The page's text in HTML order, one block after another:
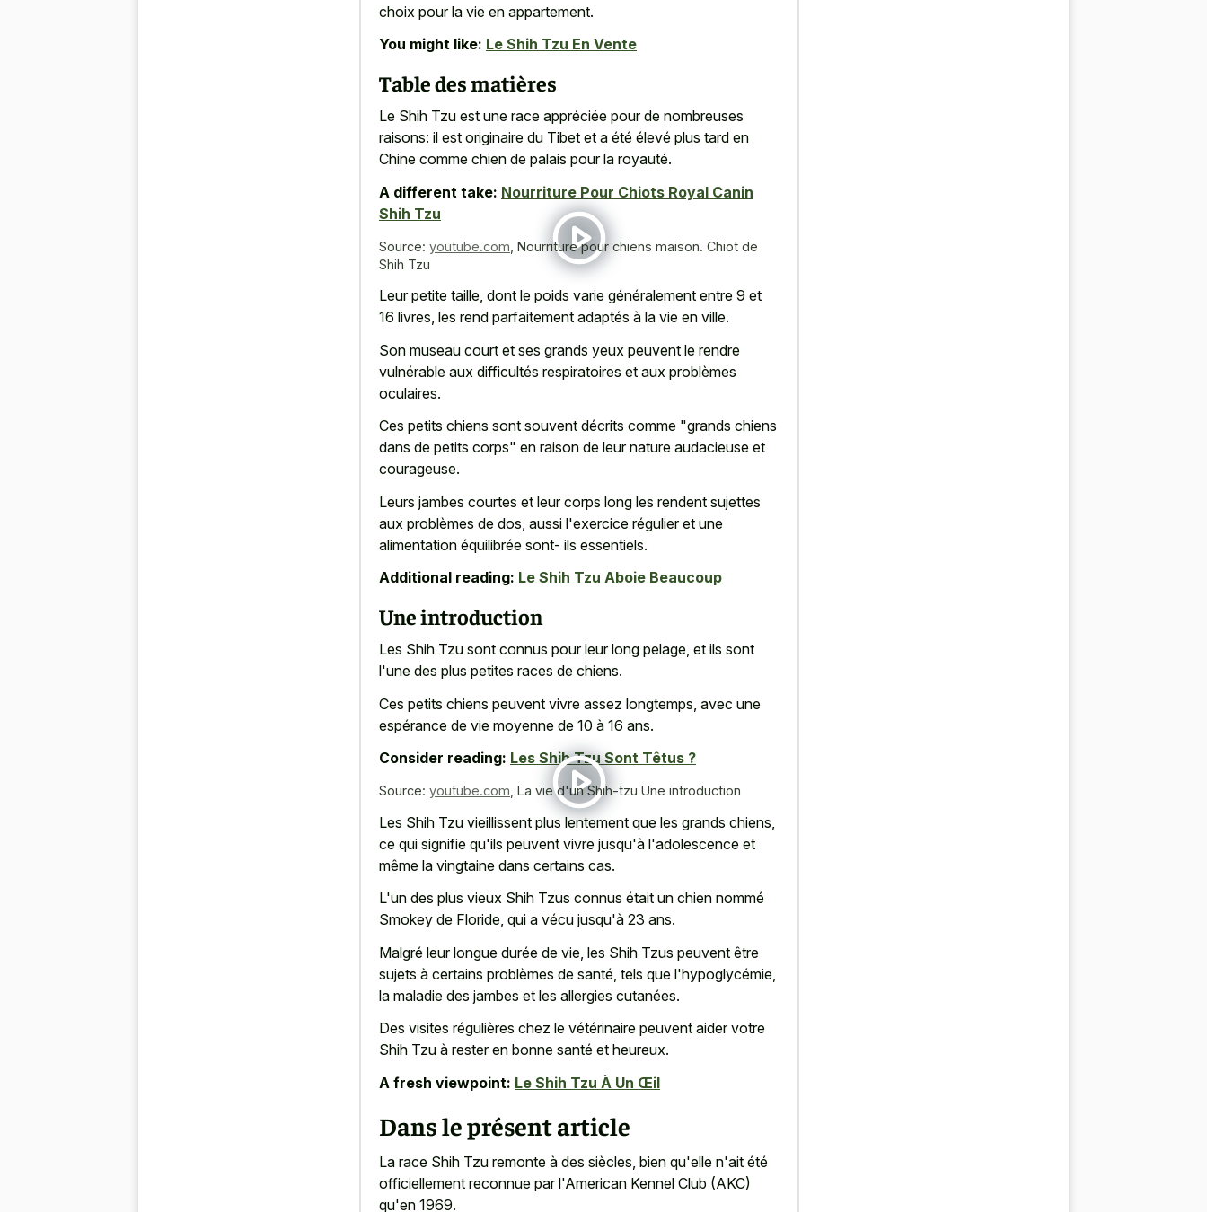
choix pour la vie en appartement.
You might like: Le Shih Tzu En Vente
Table des matières
Le Shih Tzu est une race appréciée pour de nombreuses
raisons: il est originaire du Tibet et a été élevé plus tard en
Chine comme chien de palais pour la royauté.
A different take: Nourriture Pour Chiots Royal Canin
Shih Tzu
Source: youtube.com Nourriture pour chiens maison. Chiot de
Shih Tzu
Leur petite taille, dont le poids varie généralement entre 9 et
16 livres, les rend parfaitement adaptés à la vie en ville.
Son museau court et ses grands yeux peuvent le rendre
vulnérable aux difficultés respiratoires et aux problèmes
oculaires.
Ces petits chiens sont souvent décrits comme "grands chiens
dans de petits corps" en raison de leur nature audacieuse et
courageuse.
Leurs jambes courtes et leur corps long les rendent sujettes
aux problèmes de dos, aussi l'exercice régulier et une
alimentation équilibrée sont- ils essentiels.
Additional reading: Le Shih Tzu Aboie Beaucoup
Une introduction
Les Shih Tzu sont connus pour leur long pelage, et ils sont
l'une des plus petites races de chiens.
Ces petits chiens peuvent vivre assez longtemps, avec une
espérance de vie moyenne de 10 à 16 ans.
Consider reading: Les Shih Tzu Sont Têtus ?
Source: youtube.com La vie d'un Shih-tzu Une introduction
Les Shih Tzu vieillissent plus lentement que les grands chiens,
ce qui signifie qu'ils peuvent vivre jusqu'à l'adolescence et
même la vingtaine dans certains cas.
L'un des plus vieux Shih Tzus connus était un chien nommé
Smokey de Floride, qui a vécu jusqu'à 23 ans.
Malgré leur longue durée de vie, les Shih Tzus peuvent être
sujets à certains problèmes de santé, tels que l'hypoglycémie,
la maladie des jambes et les allergies cutanées.
Des visites régulières chez le vétérinaire peuvent aider votre
Shih Tzu à rester en bonne santé et heureux.
A fresh viewpoint: Le Shih Tzu À Un Œil
Dans le présent article
La race Shih Tzu remonte à des siècles, bien qu'elle n'ait été
officiellement reconnue par l'American Kennel Club (AKC)
qu'en 1969.